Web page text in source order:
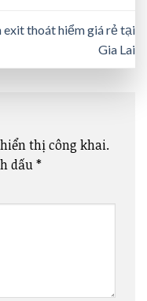
exit thoát hiểm giá rẻ tại
Gia Lai
thị công khai.
dấu*